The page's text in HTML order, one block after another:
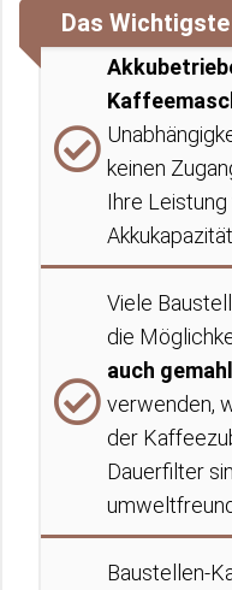
Das
keinen
Ihre
Akkukapazität.
Viele
die
auch
verwenden,
der
Dauerfilter
Baustellen-